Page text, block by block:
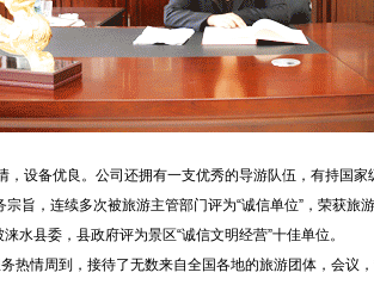
设备优良。公司还拥有一支优秀的导游队伍，有持国家
旨，连续多次被旅游主管部门评为“诚信单位”，荣获旅
水县委，县政府评为景区“诚信文明经营”十佳单位。
热情周到，接待了无数来自全国各地的旅游团体，会议，